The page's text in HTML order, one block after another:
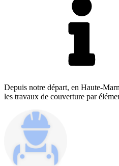
Depuis notre départ, en Haute-
les travaux de couverture par